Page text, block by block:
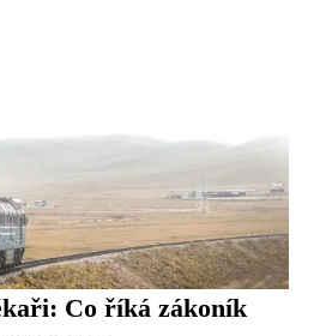
Co říká zákoník